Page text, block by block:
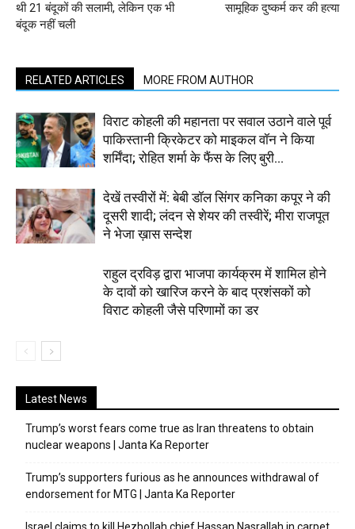
थी 21 बंदूकों की सलामी, लेकिन एक भी
बंदूक नहीं चली
सामूहिक दुष्कर्म कर की हत्या
RELATED ARTICLES MORE FROM AUTHOR
विराट कोहली की महानता पर सवाल उठाने वाले पूर्व
पाकिस्तानी क्रिकेटर को माइकल वॉन ने किया
शर्मिंदा; रोहित शर्मा के फैंस के लिए बुरी...
देखें तस्वीरों में: बेबी डॉल सिंगर कनिका कपूर ने की
दूसरी शादी; लंदन से शेयर की तस्वीरें; मीरा राजपूत
ने भेजा ख़ास सन्देश
राहुल द्रविड़ द्वारा भाजपा कार्यक्रम में शामिल होने
के दावों को खारिज करने के बाद प्रशंसकों को
विराट कोहली जैसे परिणामों का डर
Latest News
Trump’s worst fears come true as Iran threatens to obtain
nuclear weapons | Janta Ka Reporter
Trump’s supporters furious as he announces withdrawal of
endorsement for MTG | Janta Ka Reporter